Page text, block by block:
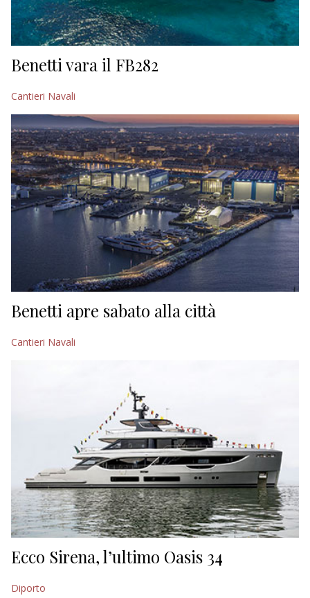
Benetti vara il FB282
Cantieri Navali
Benetti apre sabato alla città
Cantieri Navali
Ecco Sirena, l’ultimo Oasis 34
Diporto